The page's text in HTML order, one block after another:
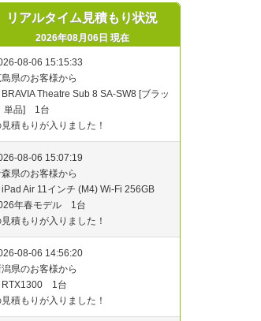
リアルタイム見積もり状況
2026年08月06日 現在